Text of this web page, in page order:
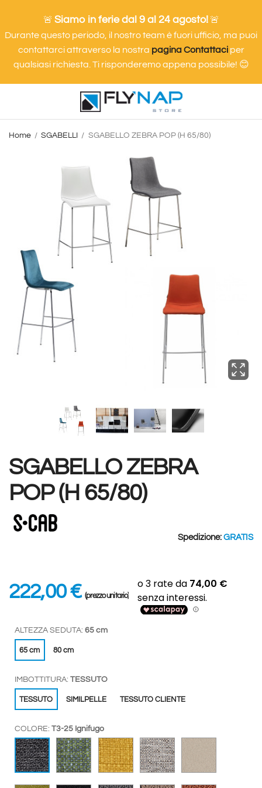
🚨 Siamo in ferie dal 9 al 24 agosto!🚨
Durante questo periodo, il nostro team è fuori ufficio, ma puoi
contattarci attraverso la nostra pagina Contattaciper
qualsiasi richiesta. Ti risponderemo appena possibile! 😊
Home SGABELLI SGABELLO ZEBRA POP (H 65/80)
SGABELLO ZEBRA
POP (H 65/80)
Spedizione: GRATIS
222,00 €(prezzo unitario)
ALTEZZA SEDUTA: 65 cm
65 cm 80 cm
IMBOTTITURA: TESSUTO
TESSUTO SIMILPELLE TESSUTO CLIENTE
COLORE: T3-25 Ignifugo
T3-25 IgnifugoT5-26 T5-27 T6-28 Ignifugo